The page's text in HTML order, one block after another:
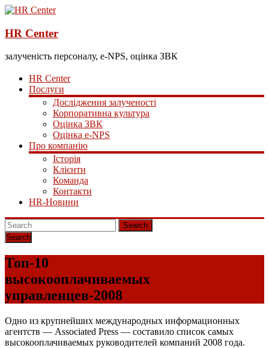
HR Center
залученість персоналу, e-NPS, оцінка ЗВК
HR Center
Послуги
Дослідження залученості
Корпоративна культура
Оцінка ЗВК
Оцінка e-NPS
Про компанію
Історія
Клієнти
Команда
Контакти
HR-Новини
Search
Топ-10
высокооплачиваемых
управленцев-2008
Одно из крупнейших международных информационных
агентств — Associated Press — составило список самых
высокооплачиваемых руководителей компаний 2008 года.